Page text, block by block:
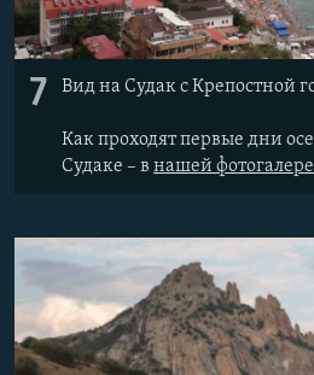
7 Вид на Судак с Крепостной
Как проходят первые дни
Судаке – в нашей